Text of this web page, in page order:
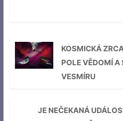
KOSMICKÁ
POLE VĚDOMÍ
VESMÍRU
JE NEČEKANÁ